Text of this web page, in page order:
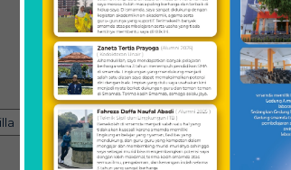
Maret 5, 2025
dalam "Berita"
qonita